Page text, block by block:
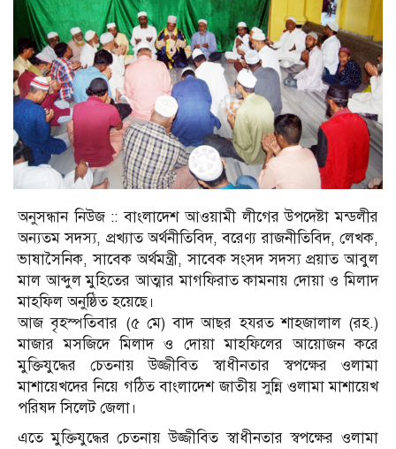
অনুসন্ধান নিউজ :: বাংলাদেশ আওয়ামী লীগের উপদেষ্টা মন্ডলীর
অন্যতম সদস্য, প্রখ্যাত অর্থনীতিবিদ, বরেণ্য রাজনীতিবিদ, লেখক,
ভাষাসৈনিক, সাবেক অর্থমন্ত্রী, সাবেক সংসদ সদস্য প্রয়াত আবুল
মাল আব্দুল মুহিতের আত্মার মাগফিরাত কামনায় দোয়া ও মিলাদ
মাহফিল অনুষ্ঠিত হয়েছে।
আজ বৃহস্পতিবার (৫ মে) বাদ আছর হযরত শাহজালাল (রহ.)
মাজার মসজিদে মিলাদ ও দোয়া মাহফিলের আয়োজন করে
মুক্তিযুদ্ধের চেতনায় উজ্জীবিত স্বাধীনতার স্বপক্ষের ওলামা
মাশায়েখদের নিয়ে গঠিত বাংলাদেশ জাতীয় সুন্নি ওলামা মাশায়েখ
পরিষদ সিলেট জেলা।
এতে মুক্তিযুদ্ধের চেতনায় উজ্জীবিত স্বাধীনতার স্বপক্ষের ওলামা